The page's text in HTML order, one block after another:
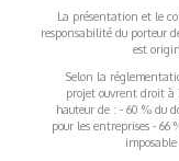
La présentation et le
responsabilité du porteur
est
Selon la
projet ouvrent droit à
hauteur de : - 60 % du
pour les entreprises -